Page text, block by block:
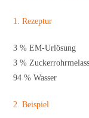
1. Rezeptur
3 % EM-Urlösung
3 %
94 % Wasser
2. Beispiel